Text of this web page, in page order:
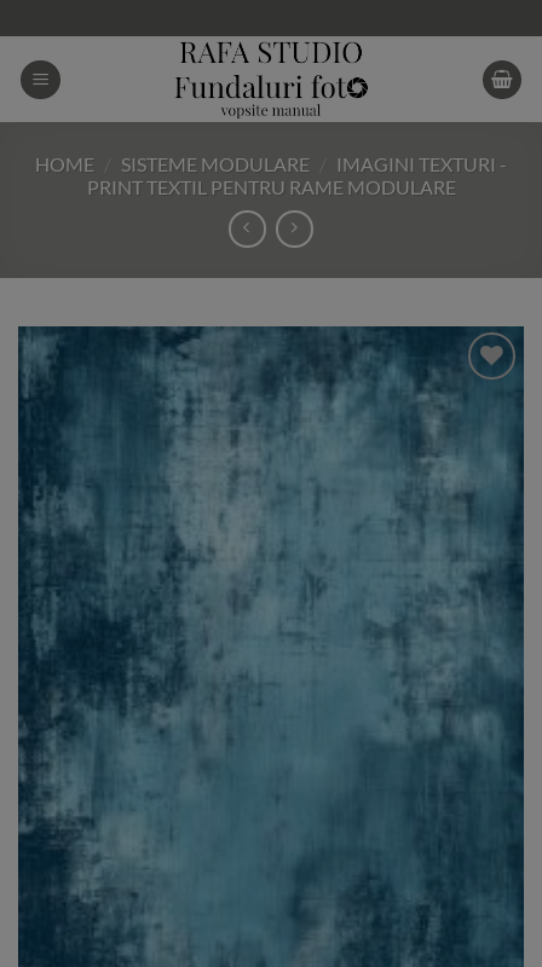
to
content
HOME SISTEME MODULARE
IMAGINI TEXTURI -
PRINT TEXTIL PENTRU RAME MODULARE